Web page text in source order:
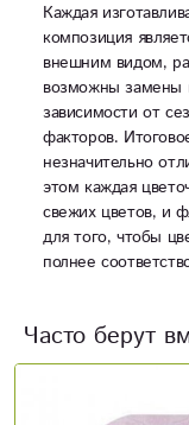
Каждая
композиция
внешним видом,
возможны замены
зависимости от
факторов.
незначительно
этом каждая
свежих цветов, и
для того, чтобы
полнее
Часто берут